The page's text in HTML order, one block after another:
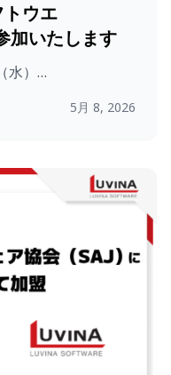
トウエ
加いたします
水）…
5月 8, 2026